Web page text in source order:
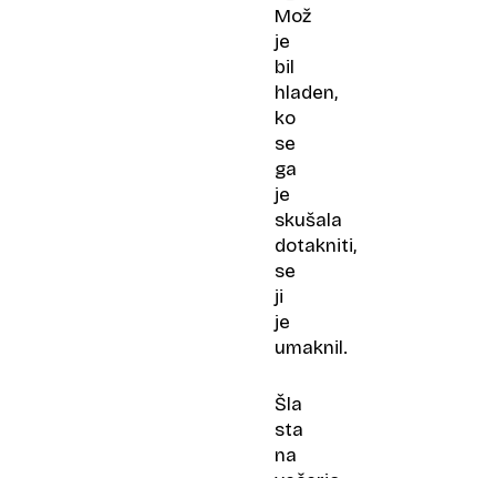
Mož
je
bil
hladen,
ko
se
ga
je
skušala
dotakniti,
se
ji
je
umaknil.
Šla
sta
na